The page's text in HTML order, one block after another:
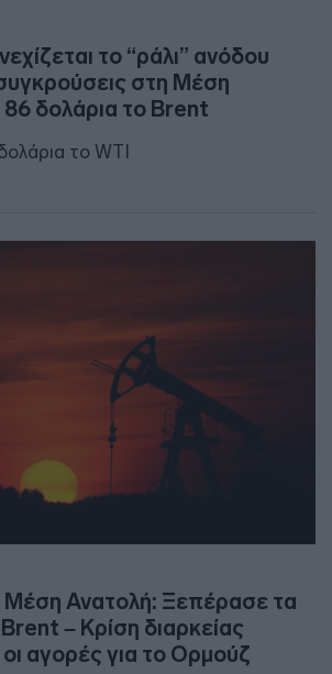
το “ράλι” ανόδου
στη Μέση
δολάρια το Brent
το WTI
Ανατολή: Ξεπέρασε τα
– Κρίση διαρκείας
αγορές για το Ορμούζ